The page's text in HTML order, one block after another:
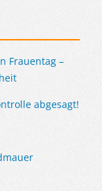
Frauentag –
abgesagt!